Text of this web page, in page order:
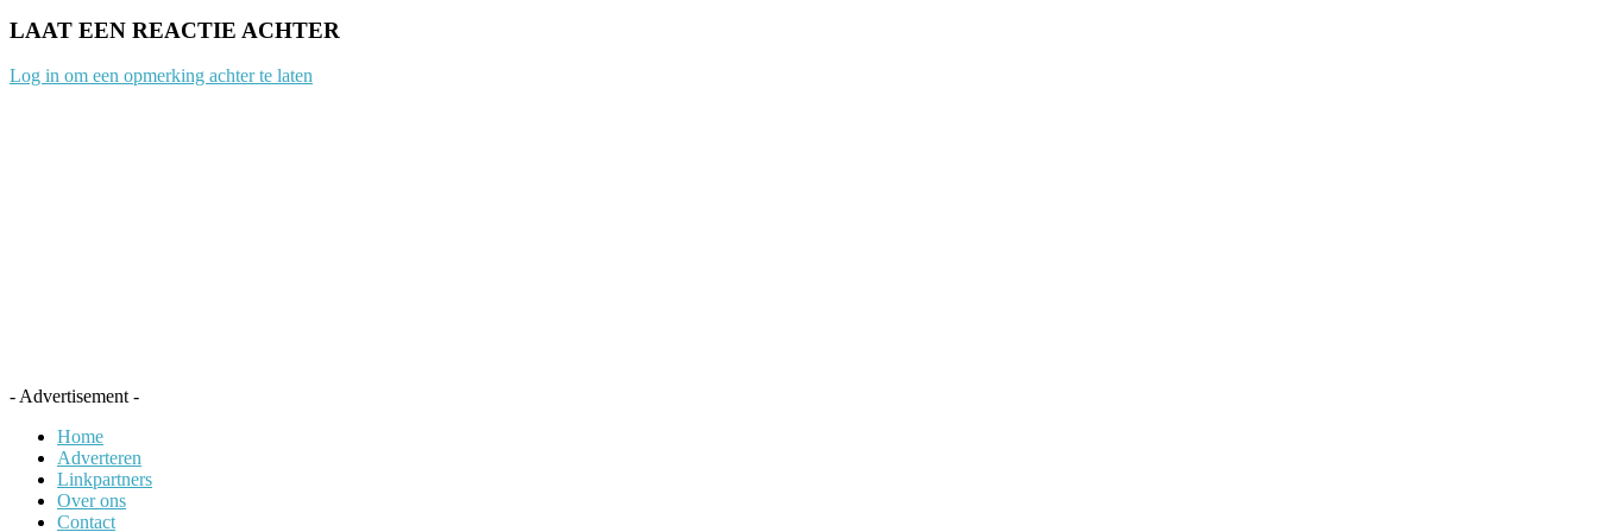
LAAT EEN REACTIE ACHTER
Log in om een opmerking achter te laten
- Advertisement -
Home
Adverteren
Linkpartners
Over ons
Contact